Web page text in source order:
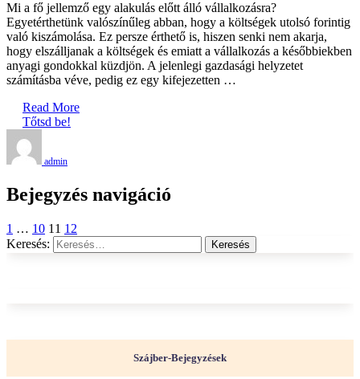
Mi a fő jellemző egy alakulás előtt álló vállalkozásra?
Egyetérthetünk valószínűleg abban, hogy a költségek utolsó forintig
való kiszámolása. Ez persze érthető is, hiszen senki nem akarja,
hogy elszálljanak a költségek és emiatt a vállalkozás a későbbiekben
anyagi gondokkal küzdjön. A jelenlegi gazdasági helyzetet
számításba véve, pedig ez egy kifejezetten …
Read More
Tőtsd be!
admin
Bejegyzés navigáció
1 … 10 11 12
Keresés:
Szájber-Bejegyzések